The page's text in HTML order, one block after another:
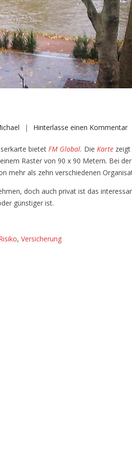
Hinterlasse einen Kommentar
bietet FM Global. Die Karte
Raster von 90 x 90 Metern. Bei
mehr als zehn verschiedenen
doch auch privat ist das
günstiger ist.
, Versicherung